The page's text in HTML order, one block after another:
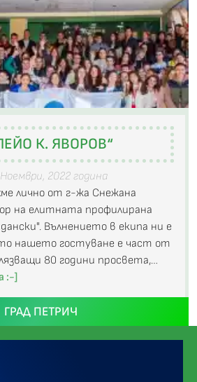
К. ЯВОРОВ“
2022 година
лично от г-жа Снежана
на елитната профилирана
Вълнението в екипа ни е
нашето гостуване е част от
80 години просвета,…
:-]
ГРАД ПЕТРИЧ